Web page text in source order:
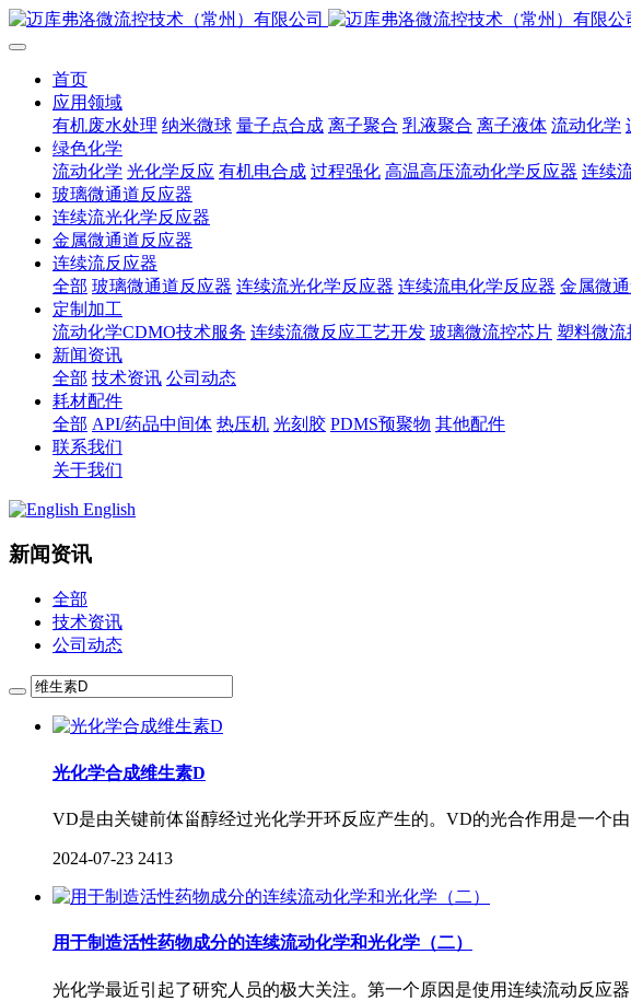
首页
应用领域
有机废水处理 纳米微球 量子点合成 离子聚合 乳液聚合 离子液体 流动化学
绿色化学
流动化学 光化学反应 有机电合成 过程强化 高温高压流动化学反应器 连续
玻璃微通道反应器
连续流光化学反应器
金属微通道反应器
连续流反应器
全部 玻璃微通道反应器 连续流光化学反应器 连续流电化学反应器 金属微
定制加工
流动化学CDMO技术服务 连续流微反应工艺开发 玻璃微流控芯片 塑料微
新闻资讯
全部 技术资讯 公司动态
耗材配件
全部 API/药品中间体 热压机 光刻胶 PDMS预聚物 其他配件
联系我们
关于我们
English
新闻资讯
全部
技术资讯
公司动态
光化学合成维生素D
VD是由关键前体甾醇经过光化学开环反应产生的。VD的光合作用是一个
2024-07-23 2413
用于制造活性药物成分的连续流动化学和光化学（二）
光化学最近引起了研究人员的极大关注。第一个原因是使用连续流动反应